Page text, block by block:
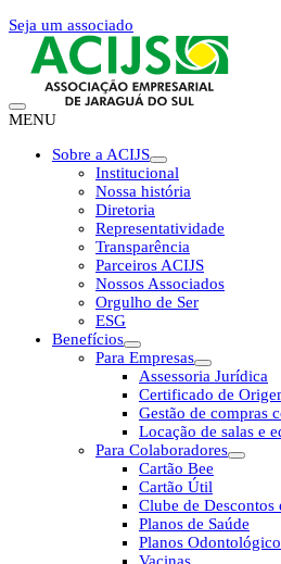
Seja um associado
MENU
Sobre a ACIJS
Institucional
Nossa história
Diretoria
Representatividade
Transparência
Parceiros ACIJS
Nossos Associados
Orgulho de Ser
ESG
Benefícios
Para Empresas
Assessoria Jurídica
Certificado de
Gestão de compras
Locação de salas e
Para Colaboradores
Cartão Bee
Cartão Útil
Clube de Descontos
Planos de Saúde
Planos